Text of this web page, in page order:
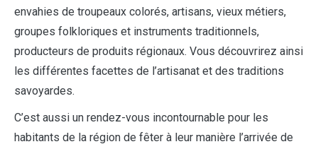
envahies de troupeaux colorés, artisans, vieux métiers,
groupes folkloriques et instruments traditionnels,
producteurs de produits régionaux. Vous découvrirez ainsi
les différentes facettes de l’artisanat et des traditions
savoyardes.
C’est aussi un rendez-vous incontournable pour les
habitants de la région de fêter à leur manière l’arrivée de